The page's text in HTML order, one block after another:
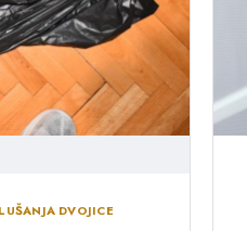
DVOJICE